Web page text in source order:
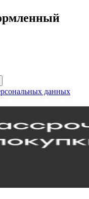
данных